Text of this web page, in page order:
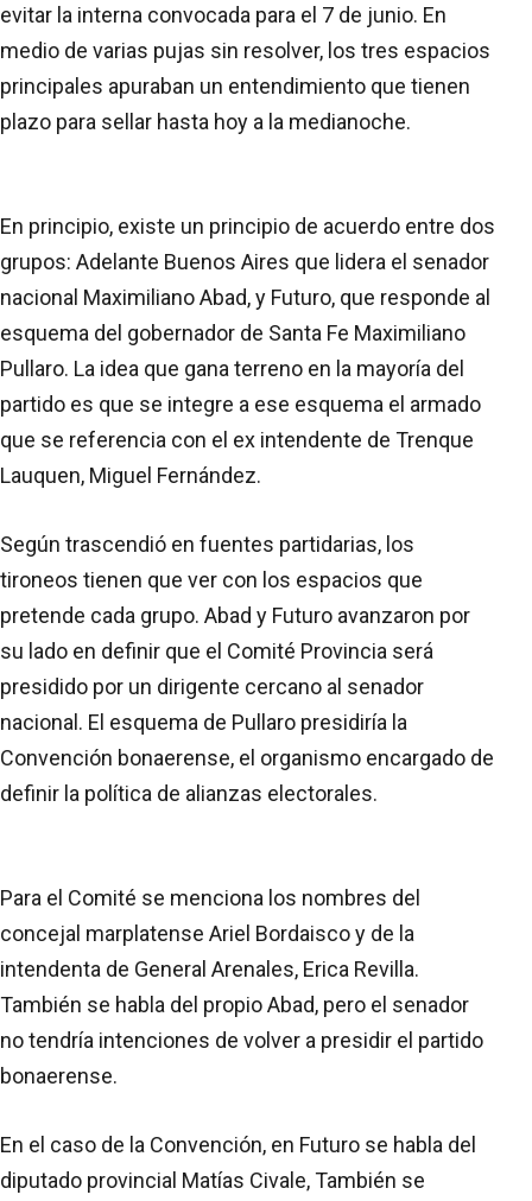
evitar la interna convocada para el 7 de junio. En
medio de varias pujas sin resolver, los tres espacios
principales apuraban un entendimiento que tienen
plazo para sellar hasta hoy a la medianoche.
En principio, existe un principio de acuerdo entre dos
grupos: Adelante Buenos Aires que lidera el senador
nacional Maximiliano Abad, y Futuro, que responde al
esquema del gobernador de Santa Fe Maximiliano
Pullaro. La idea que gana terreno en la mayoría del
partido es que se integre a ese esquema el armado
que se referencia con el ex intendente de Trenque
Lauquen, Miguel Fernández.
Según trascendió en fuentes partidarias, los
tironeos tienen que ver con los espacios que
pretende cada grupo. Abad y Futuro avanzaron por
su lado en definir que el Comité Provincia será
presidido por un dirigente cercano al senador
nacional. El esquema de Pullaro presidiría la
Convención bonaerense, el organismo encargado de
definir la política de alianzas electorales.
Para el Comité se menciona los nombres del
concejal marplatense Ariel Bordaisco y de la
intendenta de General Arenales, Erica Revilla.
También se habla del propio Abad, pero el senador
no tendría intenciones de volver a presidir el partido
bonaerense.
En el caso de la Convención, en Futuro se habla del
diputado provincial Matías Civale, También se